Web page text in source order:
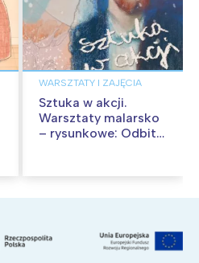
WARSZTATY I ZAJĘCIA
Sztuka w akcji.
Warsztaty malarsko
– rysunkowe: Odbite